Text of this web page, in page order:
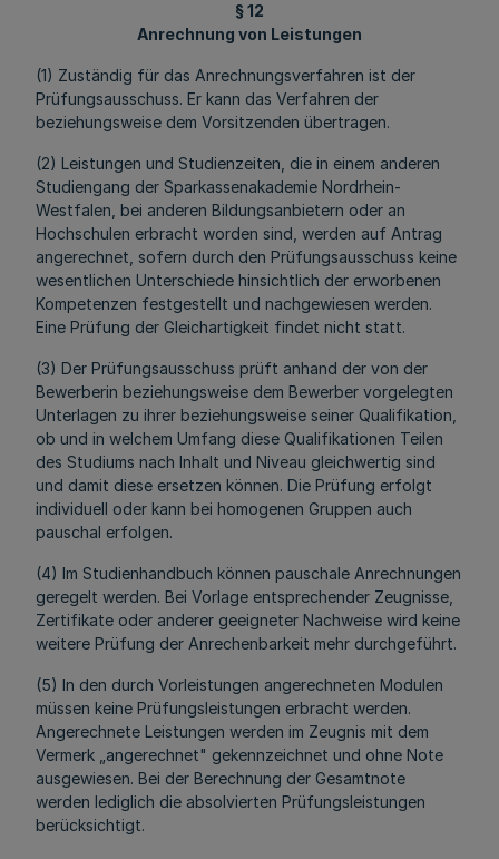
§ 12
Anrechnung von Leistungen
(1) Zuständig für das Anrechnungsverfahren ist der
Prüfungsausschuss. Er kann das Verfahren der
beziehungsweise dem Vorsitzenden übertragen.
(2) Leistungen und Studienzeiten, die in einem anderen
Studiengang der Sparkassenakademie Nordrhein-
Westfalen, bei anderen Bildungsanbietern oder an
Hochschulen erbracht worden sind, werden auf Antrag
angerechnet, sofern durch den Prüfungsausschuss keine
wesentlichen Unterschiede hinsichtlich der erworbenen
Kompetenzen festgestellt und nachgewiesen werden.
Eine Prüfung der Gleichartigkeit findet nicht statt.
(3) Der Prüfungsausschuss prüft anhand der von der
Bewerberin beziehungsweise dem Bewerber vorgelegten
Unterlagen zu ihrer beziehungsweise seiner Qualifikation,
ob und in welchem Umfang diese Qualifikationen Teilen
des Studiums nach Inhalt und Niveau gleichwertig sind
und damit diese ersetzen können. Die Prüfung erfolgt
individuell oder kann bei homogenen Gruppen auch
pauschal erfolgen.
(4) Im Studienhandbuch können pauschale Anrechnungen
geregelt werden. Bei Vorlage entsprechender Zeugnisse,
Zertifikate oder anderer geeigneter Nachweise wird keine
weitere Prüfung der Anrechenbarkeit mehr durchgeführt.
(5) In den durch Vorleistungen angerechneten Modulen
müssen keine Prüfungsleistungen erbracht werden.
Angerechnete Leistungen werden im Zeugnis mit dem
Vermerk „angerechnet" gekennzeichnet und ohne Note
ausgewiesen. Bei der Berechnung der Gesamtnote
werden lediglich die absolvierten Prüfungsleistungen
berücksichtigt.